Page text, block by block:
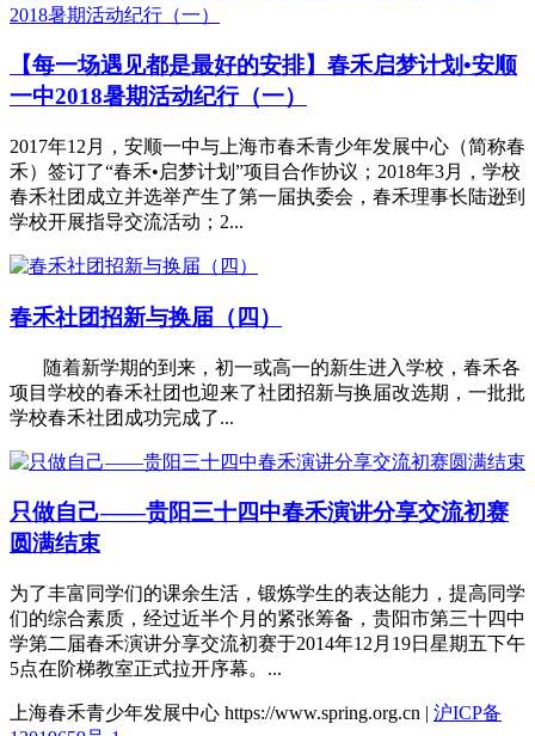
【每一场遇见都是最好的安排】春禾启梦计划•安顺
一中2018暑期活动纪行（一）
2017年12月，安顺一中与上海市春禾青少年发展中心（简称春
禾）签订了“春禾•启梦计划”项目合作协议；2018年3月，学校
春禾社团成立并选举产生了第一届执委会，春禾理事长陆逊到
学校开展指导交流活动；2...
春禾社团招新与换届（四）
随着新学期的到来，初一或高一的新生进入学校，春禾各
项目学校的春禾社团也迎来了社团招新与换届改选期，一批批
学校春禾社团成功完成了...
只做自己——贵阳三十四中春禾演讲分享交流初赛
圆满结束
为了丰富同学们的课余生活，锻炼学生的表达能力，提高同学
们的综合素质，经过近半个月的紧张筹备，贵阳市第三十四中
学第二届春禾演讲分享交流初赛于2014年12月19日星期五下午
5点在阶梯教室正式拉开序幕。...
上海春禾青少年发展中心 https://www.spring.org.cn | 沪ICP备